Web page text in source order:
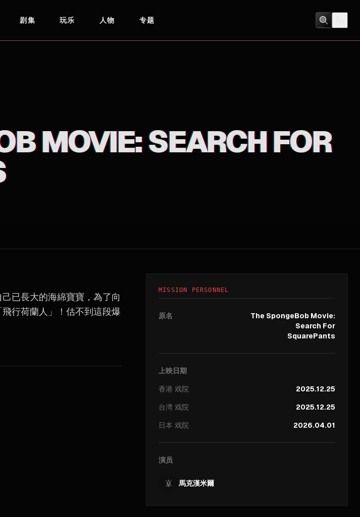
剧集 玩乐 人物 专题
MOVIE: SEARCH FOR
冒險/ 動畫
已長大的海綿寶寶，為了向
行荷蘭人」！估不到這段爆
MISSION PERSONNEL
原名
The SpongeBob Movie:
Search For
SquarePants
上映日期
香港 戏院
2025.12.25
台湾 戏院
2025.12.25
日本 戏院 2026.04.01
演员
馬克漢米爾